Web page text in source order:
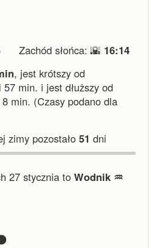
Zachód słońca: 🌇 16:14
, jest krótszy od
57 min. i jest dłuższy od
min. (Czasy podano dla
zimy pozostało 51 dni
27 stycznia to Wodnik ♒︎